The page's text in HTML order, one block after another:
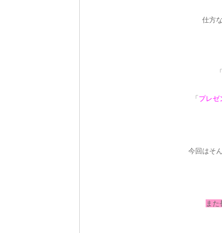
仕方
「 プレゼ
今回はそ
ま